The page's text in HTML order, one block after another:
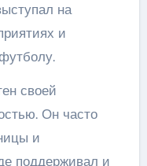
на
и
своей
Он часто
и
поддерживал и